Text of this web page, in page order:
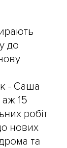
до
- Саша
15
робіт
нових
та